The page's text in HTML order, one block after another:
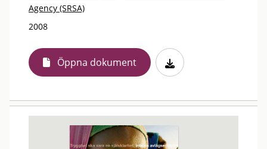
Agency (SRSA)
2008
Öppna dokument